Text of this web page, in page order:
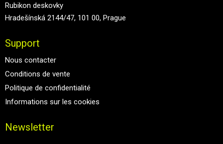
Rubikon deskovky
Hradešínská 2144/47, 101 00, Prague
Support
Nous contacter
Conditions de vente
Politique de confidentialité
Informations sur les cookies
Newsletter